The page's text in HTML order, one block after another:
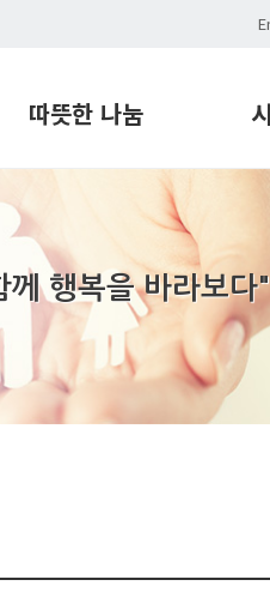
따뜻한 나눔
따뜻한 봉사
장애친화공간
희망파트너
발
촉
보
께 행복을 바라보다"